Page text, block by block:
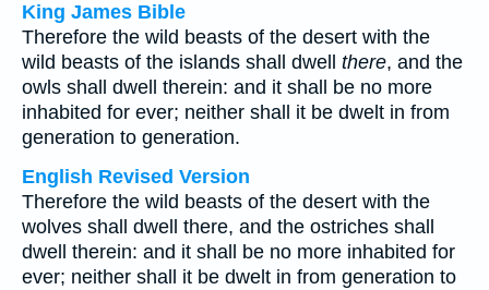
King James Bible
Therefore the wild beasts of the desert with the
wild beasts of the islands shall dwell there, and the
owls shall dwell therein: and it shall be no more
inhabited for ever; neither shall it be dwelt in from
generation to generation.
English Revised Version
Therefore the wild beasts of the desert with the
wolves shall dwell there, and the ostriches shall
dwell therein: and it shall be no more inhabited for
ever; neither shall it be dwelt in from generation to